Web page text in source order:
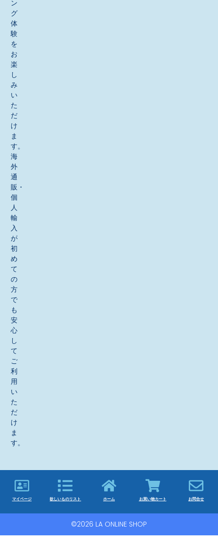
ン
グ
体
験
を
お
楽
し
み
い
た
だ
け
ま
す。
海
外
通
販・
個
人
輸
入
が
初
め
て
の
方
で
も
安
心
し
て
ご
利
用
い
た
だ
け
ま
す。
マイページ 欲しいものリスト ホーム お買い物カート お問合せ
©2026 LA ONLINE SHOP